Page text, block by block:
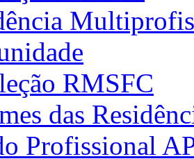
RMSFC
das
Profissional